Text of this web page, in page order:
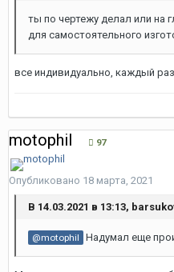
ты по чертежу делал или на
для самостоятельного
все индивидуально, каждый
motophil 97
Опубликовано 18 марта, 2021
В 14.03.2021 в 13:13,
@motophil Надумал еще